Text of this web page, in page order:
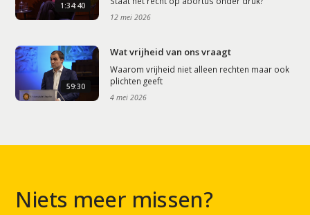
1:34:40
12 mei 2026
59:30
Wat vrijheid van ons vraagt
Waarom vrijheid niet alleen rechten maar ook
plichten geeft
4 mei 2026
Niets meer missen?